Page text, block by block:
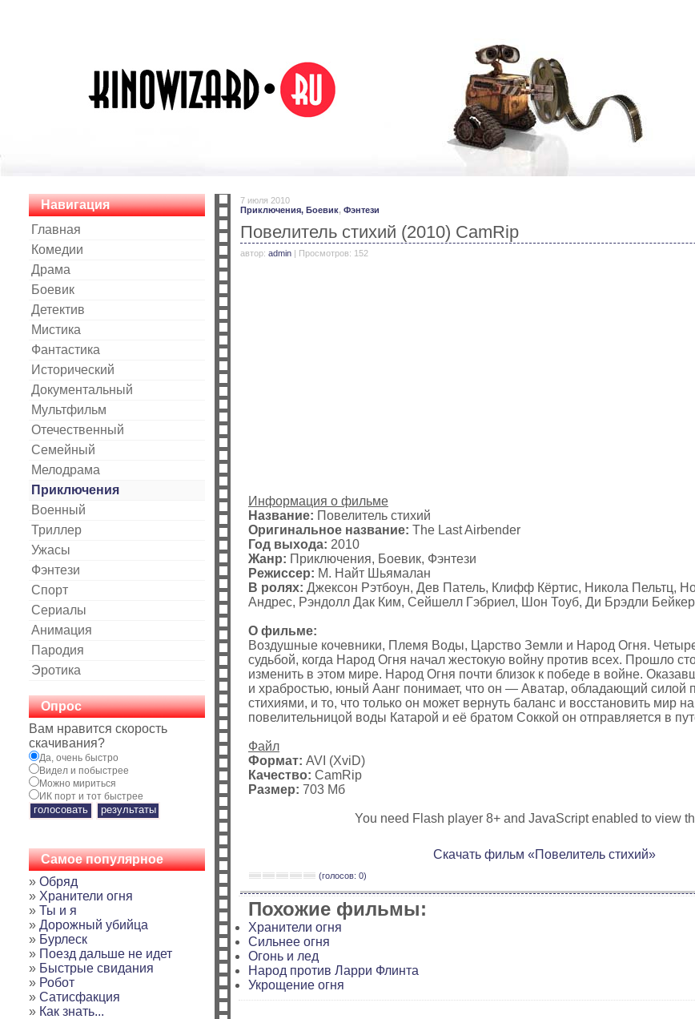
Навигация
Главная
Комедии
Драма
Боевик
Детектив
Мистика
Фантастика
Исторический
Документальный
Мультфильм
Отечественный
Cемейный
Мелодрама
Приключения
Военный
Триллер
Ужасы
Фэнтези
Спорт
Сериалы
Анимация
Пародия
Эротика
Опрос
Вам нравится скорость
скачивания?
Да, очень быстро
Видел и побыстрее
Можно мириться
ИК порт и тот быстрее
Самое популярное
» Обряд
» Хранители огня
» Ты и я
» Дорожный убийца
» Бурлеск
» Поезд дальше не идет
» Быстрые свидания
» Робот
» Сатисфакция
» Как знать...
7 июля 2010
Приключения, Боевик, Фэнтези
Повелитель стихий (2010) CamRip
автор: admin | Просмотров: 152
Информация о фильме
Название: Повелитель стихий
Оригинальное название: The Last Airbender
Год выхода: 2010
Жанр: Приключения, Боевик, Фэнтези
Режиссер: М. Найт Шьямалан
В ролях: Джексон Рэтбоун, Дев Патель, Клифф Кёртис, Никола Пельтц,
Андрес, Рэндолл Дак Ким, Сейшелл Гэбриел, Шон Тоуб, Ди Брэдли Бейкер
О фильме:
Воздушные кочевники, Племя Воды, Царство Земли и Народ Огня.
судьбой, когда Народ Огня начал жестокую войну против всех. Прошло
изменить в этом мире. Народ Огня почти близок к победе в войне.
и храбростью, юный Аанг понимает, что он — Аватар, обладающий силой
стихиями, и то, что только он может вернуть баланс и восстановить мир
повелительницой воды Катарой и её братом Соккой он отправляется в
Файл
Формат: AVI (XviD)
Качество: CamRip
Размер: 703 Мб
You need Flash player 8+ and JavaScript enabled to view
Скачать фильм «Повелитель стихий»
(голосов: 0)
Похожие фильмы:
Хранители огня
Сильнее огня
Огонь и лед
Народ против Ларри Флинта
Укрощение огня